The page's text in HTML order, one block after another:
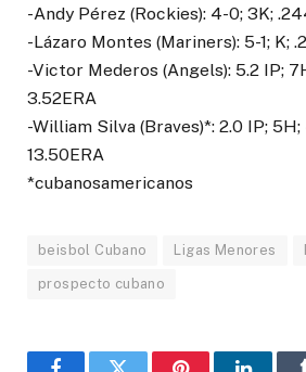
-Andy Pérez (Rockies): 4-0; 3K;
-Lázaro Montes (Mariners): 5-1; K;
-Victor Mederos (Angels): 5.2 IP;
3.52ERA
-William Silva (Braves)*: 2.0 IP; 5H;
13.50ERA
*cubanosamericanos
beisbol Cubano Ligas Menores
prospecto cubano